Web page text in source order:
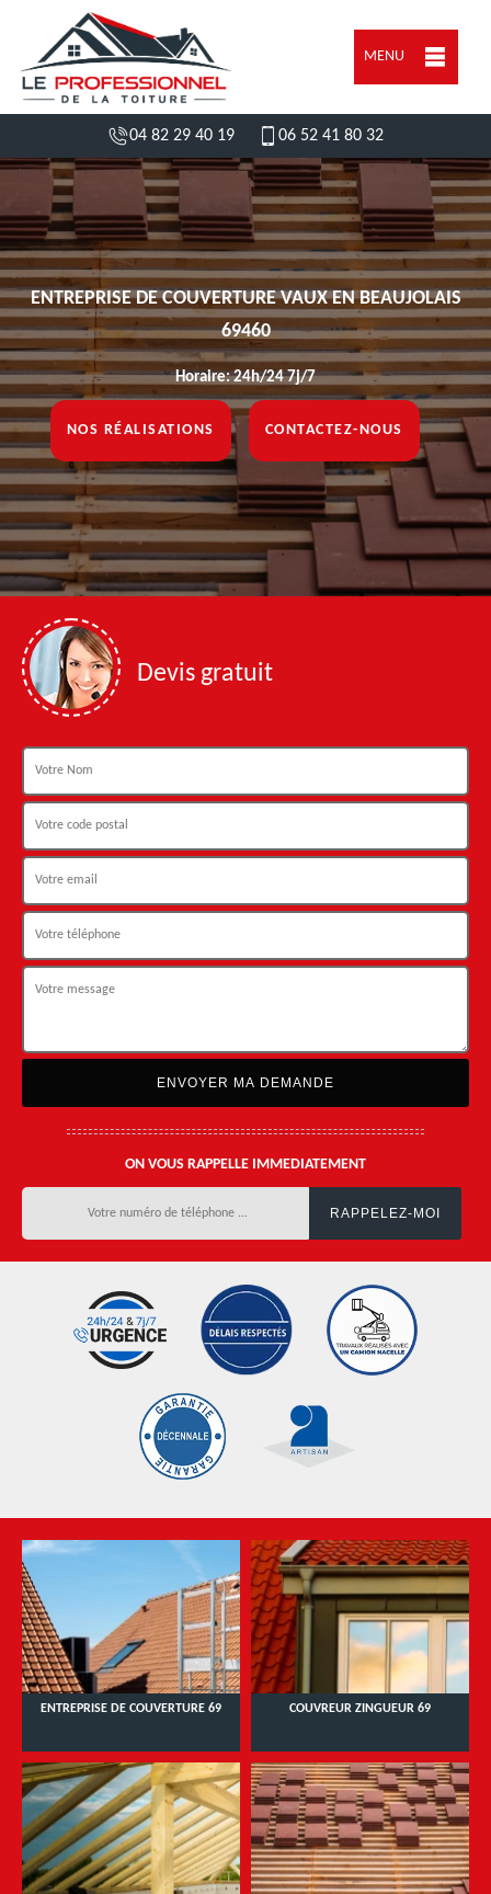
MENU
04 82 29 40 19 06 52 41 80 32
ENTREPRISE DE COUVERTURE VAUX EN BEAUJOLAIS
69460
Horaire: 24h/24 7j/7
NOS RÉALISATIONS CONTACTEZ-NOUS
Devis gratuit
ON VOUS RAPPELLE IMMEDIATEMENT
ENTREPRISE DE COUVERTURE 69 COUVREUR ZINGUEUR 69